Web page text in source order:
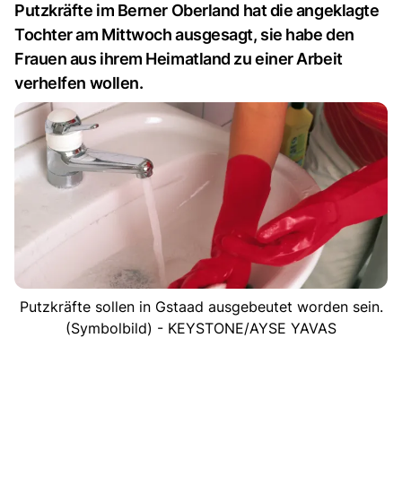
Putzkräfte im Berner Oberland hat die angeklagte
Tochter am Mittwoch ausgesagt, sie habe den
Frauen aus ihrem Heimatland zu einer Arbeit
verhelfen wollen.
Putzkräfte sollen in Gstaad ausgebeutet worden sein.
(Symbolbild) - KEYSTONE/AYSE YAVAS